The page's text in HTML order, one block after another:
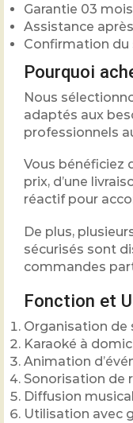
Garantie 03 mois
Assistance
Confirmation
Pourquoi
Nous
adaptés aux
professionnels
Vous bénéficiez
prix, d’une
réactif pour
De plus,
sécurisés sont
commandes
Fonction et
Organisation de
Karaoké à
Animation
Sonorisation de
Diffusion
Utilisation avec